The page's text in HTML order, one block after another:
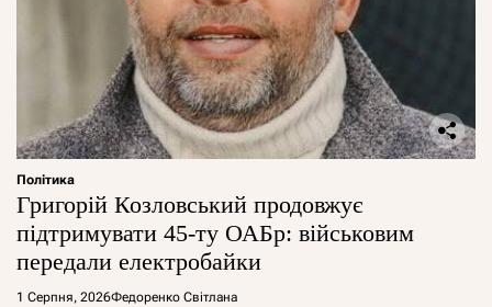
Політика
Григорій Козловський продовжує
підтримувати 45-ту ОАБр: військовим
передали електробайки
1 Серпня, 2026Федоренко Світлана